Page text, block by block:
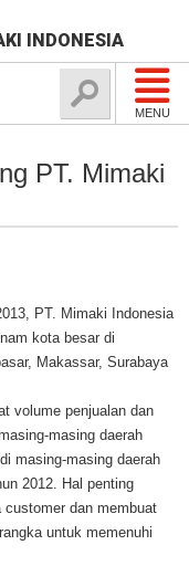
INDONESIA
MENU
PT. Mimaki
PT. Mimaki Indonesia
kota besar di
Makassar, Surabaya
volume penjualan dan
masing daerah
masing-masing daerah
2012. Hal penting
customer dan membuat
untuk memenuhi